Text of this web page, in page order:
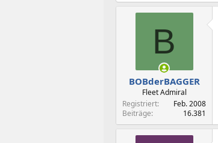
B
BOBderBAGGER
Fleet Admiral
Registriert
Feb. 2008
Beiträge
16.381